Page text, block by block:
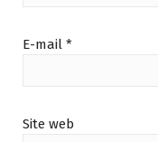
E-mail *
Site web